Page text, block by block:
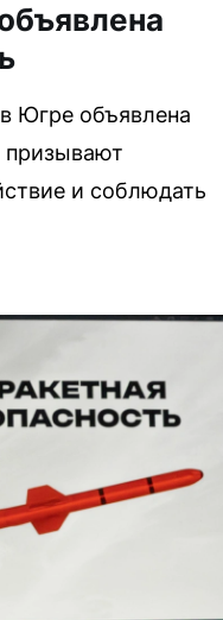
Югре объявлена
призывают
и соблюдать